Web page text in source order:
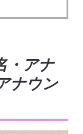
・アナ
ナウン